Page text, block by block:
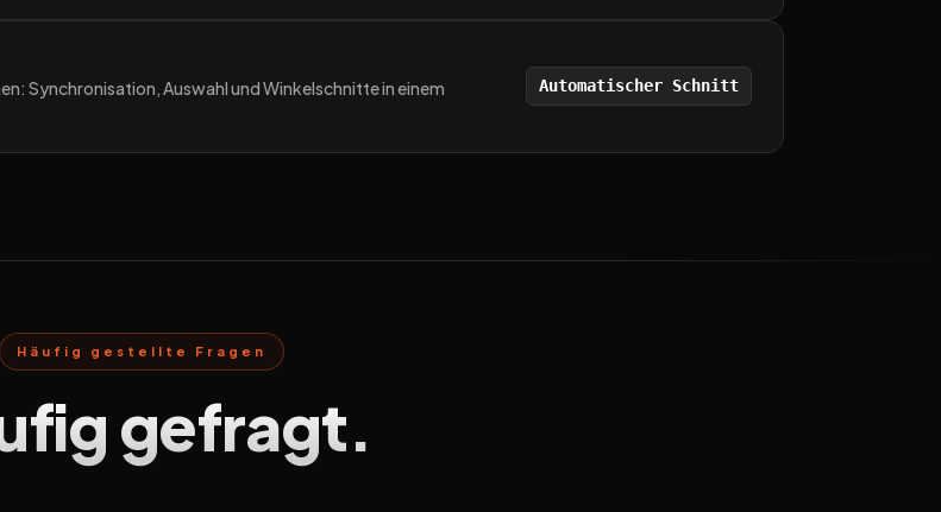
Synchronisation, Auswahl und Winkelschnitte in einem
Automatischer Schnitt
Häufig gestellte Fragen
gefragt.